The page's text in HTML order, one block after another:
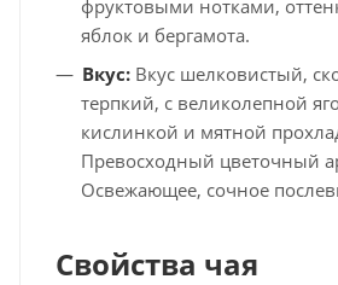
фруктовыми нотками,
яблок и бергамота.
Вкус: Вкус шелковистый,
терпкий, с великолепной
кислинкой и мятной
Превосходный цветочный
Освежающее, сочное
Свойства чая